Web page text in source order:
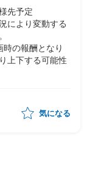
先予定
により変動する
時の報酬となり
上下する可能性
気になる